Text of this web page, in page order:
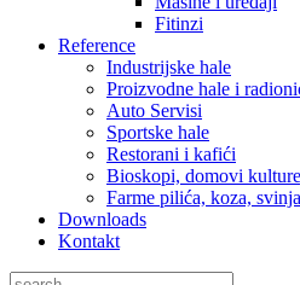
Fitinzi
Reference
Industrijske hale
Proizvodne hale i
Auto Servisi
Sportske hale
Restorani i kafići
Bioskopi, domovi
Farme pilića, koza, svinja
Downloads
Kontakt